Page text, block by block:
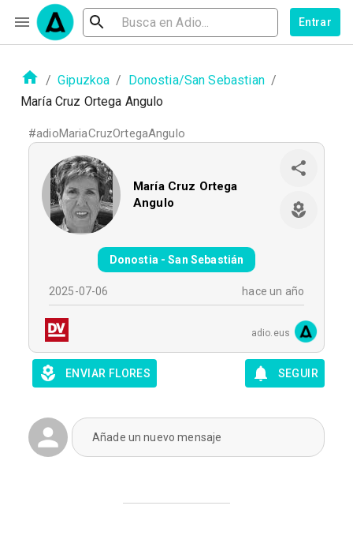
Entrar
/ Gipuzkoa / Donostia/San Sebastian /
María Cruz Ortega Angulo
#adioMariaCruzOrtegaAngulo
María Cruz Ortega
Angulo
Donostia - San Sebastián
2025-07-06 hace un año
adio.eus
ENVIAR FLORES SEGUIR
Añade un nuevo mensaje